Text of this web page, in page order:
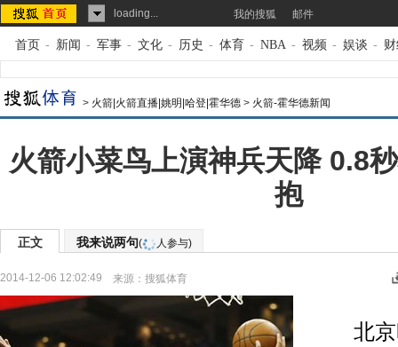
loading... 我的搜狐 邮件
首页 - 新闻 - 军事 - 文化 - 历史 - 体育 - NBA - 视频 - 娱谈 -
> 火箭|火箭直播|姚明|哈登|霍华德 > 火箭-霍华德新闻
火箭小菜鸟上演神兵天降 0.8
抱
正文 我来说两句( 人参与)
2014-12-06 12:02:49 来源： 搜狐体育
北京